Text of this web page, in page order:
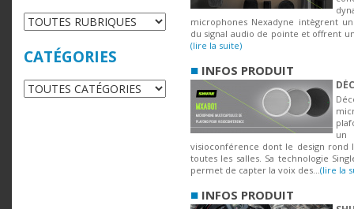
CATÉGORIES
microphones Nexadyne intègrent
du signal audio de pointe et offrent
(lire la suite)
■ INFOS PRODUIT
un
visioconférence dont le design rond
toutes les salles. Sa technologie
permet de capter la voix des...(lire la
■ INFOS PRODUIT